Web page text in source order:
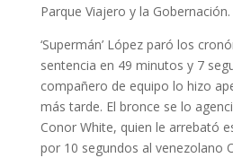
Parque Viajero y la Gobernación.
‘Supermán’ López paró los
sentencia en 49 minutos y 7
compañero de equipo lo hizo
más tarde. El bronce se lo
Conor White, quien le arrebató
por 10 segundos al venezolano